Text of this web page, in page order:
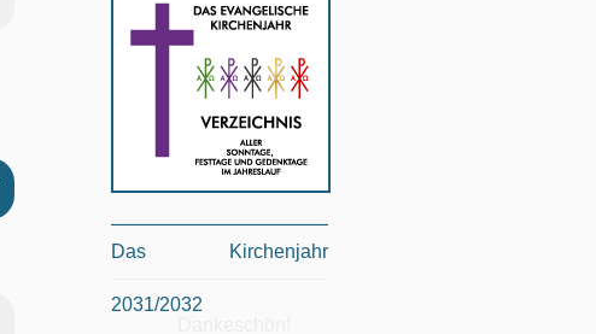
Das Kirchenjahr
2031/2032